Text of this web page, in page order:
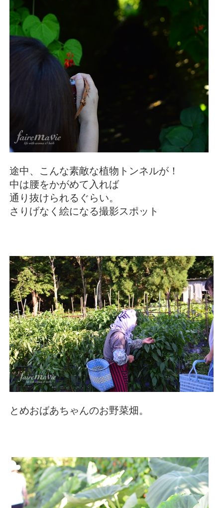
途中、こんな素敵な植物トンネルが！
中は腰をかがめて入れば
通り抜けられるぐらい。
さりげなく絵になる撮影スポット
とめおばあちゃんのお野菜畑。